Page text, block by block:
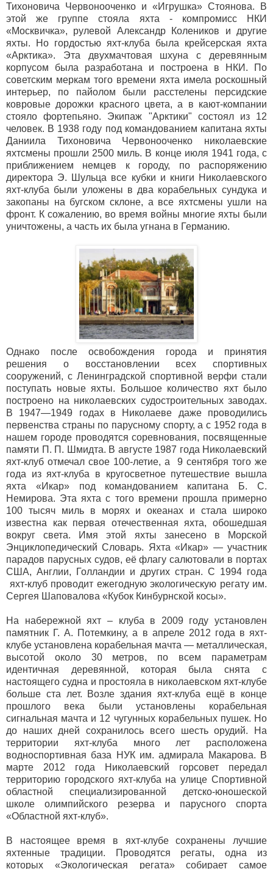
Тихоновича Червонооченко и «Игрушка» Стоянова. В
этой же группе стояла яхта - компромисс НКИ
«Москвичка», рулевой Александр Колеников и другие
яхты. Но гордостью яхт-клуба была крейсерская яхта
«Арктика». Эта двухмачтовая шхуна с деревянным
корпусом была разработана и построена в НКИ. По
советским меркам того времени яхта имела роскошный
интерьер, по пайолом были расстелены персидские
ковровые дорожки красного цвета, а в кают-компании
стояло фортепьяно. Экипаж "Арктики" состоял из 12
человек. В 1938 году под командованием капитана яхты
Даниила Тихоновича Червонооченко николаевские
яхтсмены прошли 2500 миль. В конце июля 1941 года, с
приближением немцев к городу, по распоряжению
директора Э. Шульца все кубки и книги Николаевского
яхт-клуба были уложены в два корабельных сундука и
закопаны на бугском склоне, а все яхтсмены ушли на
фронт. К сожалению, во время войны многие яхты были
уничтожены, а часть их была угнана в Германию.
Однако после освобождения города и принятия
решения о восстановлении всех спортивных
сооружений, с Ленинградской спортивной верфи стали
поступать новые яхты. Большое количество яхт было
построено на николаевских судостроительных заводах.
В 1947—1949 годах в Николаеве даже проводились
первенства страны по парусному спорту, а с 1952 года в
нашем городе проводятся соревнования, посвященные
памяти П. П. Шмидта. В августе 1987 года Николаевский
яхт-клуб отмечал свое 100-летие, а 9 сентября того же
года из яхт-клуба в кругосветное путешествие вышла
яхта «Икар» под командованием капитана Б. С.
Немирова. Эта яхта с того времени прошла примерно
100 тысяч миль в морях и океанах и стала широко
известна как первая отечественная яхта, обошедшая
вокруг света. Имя этой яхты занесено в Морской
Энциклопедический Словарь. Яхта «Икар» — участник
парадов парусных судов, её флагу салютовали в портах
США, Англии, Голландии и других стран. С 1994 года
яхт-клуб проводит ежегодную экологическую регату им.
Сергея Шаповалова «Кубок Кинбурнской косы».
На набережной яхт – клуба в 2009 году установлен
памятник Г. А. Потемкину, а в апреле 2012 года в яхт-
клубе установлена корабельная мачта — металлическая,
высотой около 30 метров, по всем параметрам
идентичная деревянной, которая была снята с
настоящего судна и простояла в николаевском яхт-клубе
больше ста лет. Возле здания яхт-клуба ещё в конце
прошлого века были установлены корабельная
сигнальная мачта и 12 чугунных корабельных пушек. Но
до наших дней сохранилось всего шесть орудий. На
территории яхт-клуба много лет расположена
водноспортивная база НУК им. адмирала Макарова. В
марте 2012 года Николаевский горсовет передал
территорию городского яхт-клуба на улице Спортивной
областной специализированной детско-юношеской
школе олимпийского резерва и парусного спорта
«Областной яхт-клуб».
В настоящее время в яхт-клубе сохранены лучшие
яхтенные традиции. Проводятся регаты, одна из
которых «Экологическая регата» собирает самое